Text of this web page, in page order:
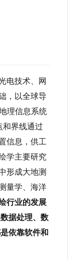
电技术、网
，以全球导
理信息系统
和界线通过
信息，供工
学主要研究
形成大地测
量学、海洋
行业的发展
据处理、数
依靠软件和